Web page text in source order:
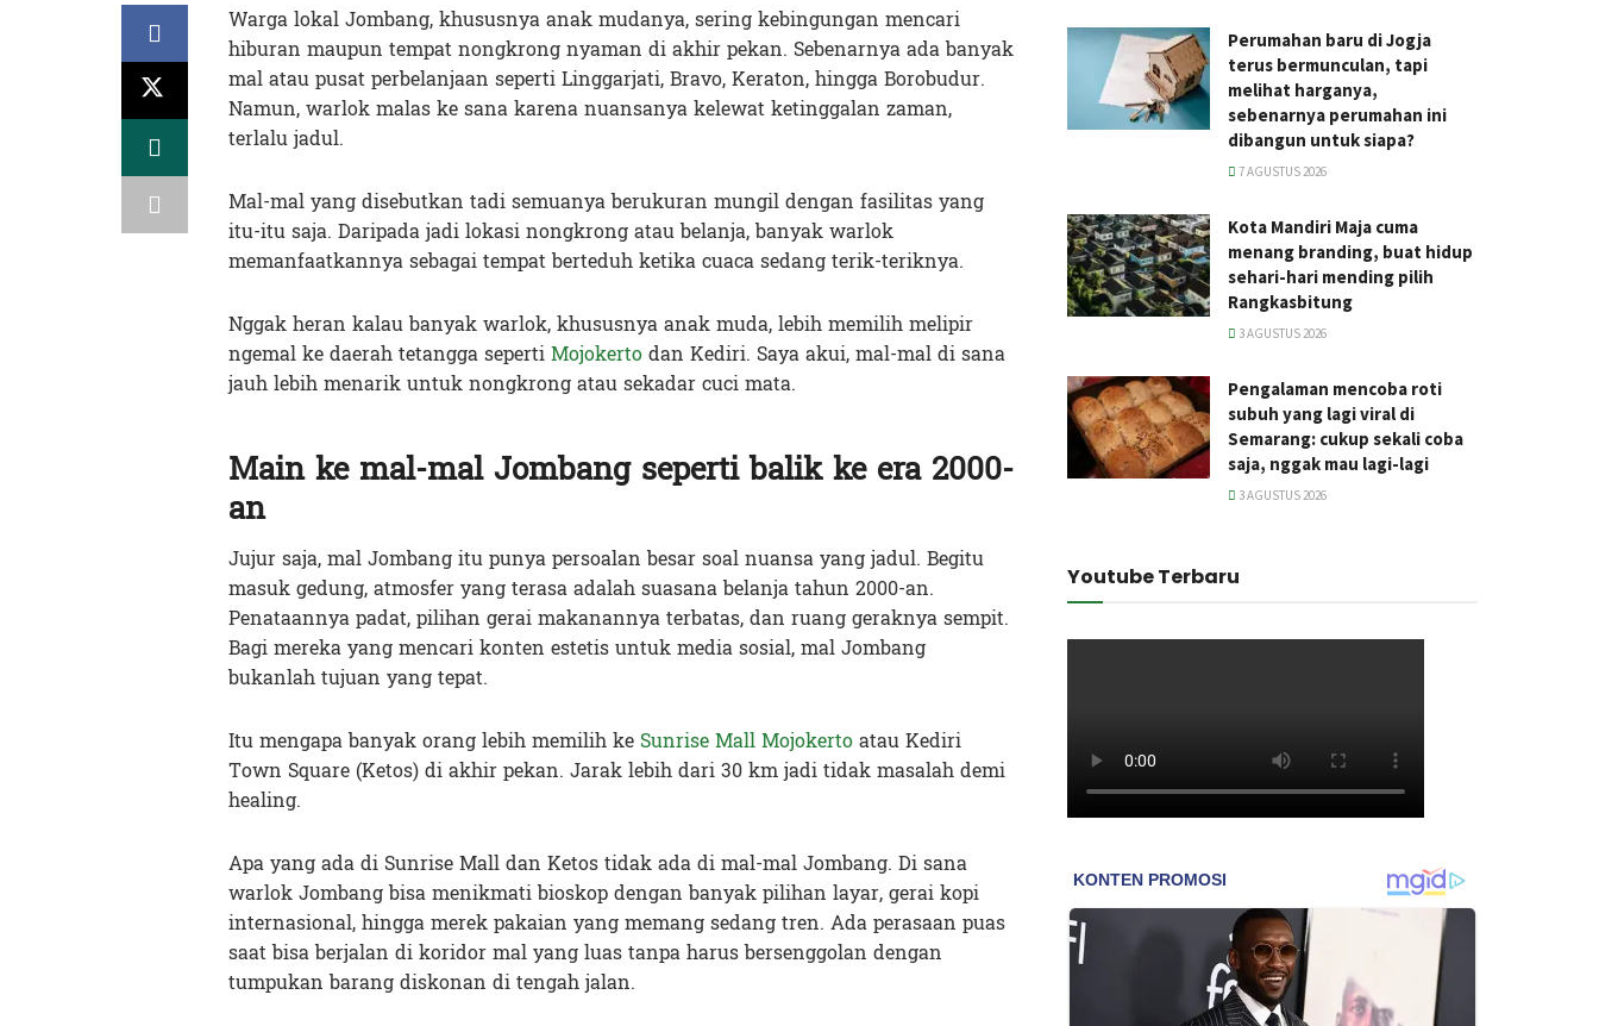
Warga lokal Jombang, khususnya anak mudanya, sering kebingungan mencari
hiburan maupun tempat nongkrong nyaman di akhir pekan. Sebenarnya ada banyak
mal atau pusat perbelanjaan seperti Linggarjati, Bravo, Keraton, hingga Borobudur.
Namun, warlok malas ke sana karena nuansanya kelewat ketinggalan zaman,
terlalu jadul.
Mal-mal yang disebutkan tadi semuanya berukuran mungil dengan fasilitas yang
itu-itu saja. Daripada jadi lokasi nongkrong atau belanja, banyak warlok
memanfaatkannya sebagai tempat berteduh ketika cuaca sedang terik-teriknya.
Nggak heran kalau banyak warlok, khususnya anak muda, lebih memilih melipir
ngemal ke daerah tetangga sepertiMojokertodan Kediri. Saya akui, mal-mal di sana
jauh lebih menarik untuk nongkrong atau sekadar cuci mata.
Main ke mal-mal Jombang seperti balik ke era 2000-
an
Jujur saja, mal Jombang itu punya persoalan besar soal nuansa yang jadul. Begitu
masuk gedung, atmosfer yang terasa adalah suasana belanja tahun 2000-an.
Penataannya padat, pilihan gerai makanannya terbatas, dan ruang geraknya sempit.
Bagi mereka yang mencari konten estetis untuk media sosial, mal Jombang
bukanlah tujuan yang tepat.
Itu mengapa banyak orang lebih memilih ke Sunrise Mall Mojokertoatau Kediri
Town Square (Ketos) di akhir pekan. Jarak lebih dari 30 km jadi tidak masalah demi
healing.
Apa yang ada di Sunrise Mall dan Ketos tidak ada di mal-mal Jombang. Di sana
warlok Jombang bisa menikmati bioskop dengan banyak pilihan layar, gerai kopi
internasional, hingga merek pakaian yang memang sedang tren. Ada perasaan puas
saat bisa berjalan di koridor mal yang luas tanpa harus bersenggolan dengan
tumpukan barang diskonan di tengah jalan.
Perumahan baru di Jogja
terus bermunculan, tapi
melihat harganya,
sebenarnya perumahan ini
dibangun untuk siapa?
7 AGUSTUS 2026
Kota Mandiri Maja cuma
menang branding, buat hidup
sehari-hari mending pilih
Rangkasbitung
3 AGUSTUS 2026
Pengalaman mencoba roti
subuh yang lagi viral di
Semarang: cukup sekali coba
saja, nggak mau lagi-lagi
3 AGUSTUS 2026
Youtube Terbaru